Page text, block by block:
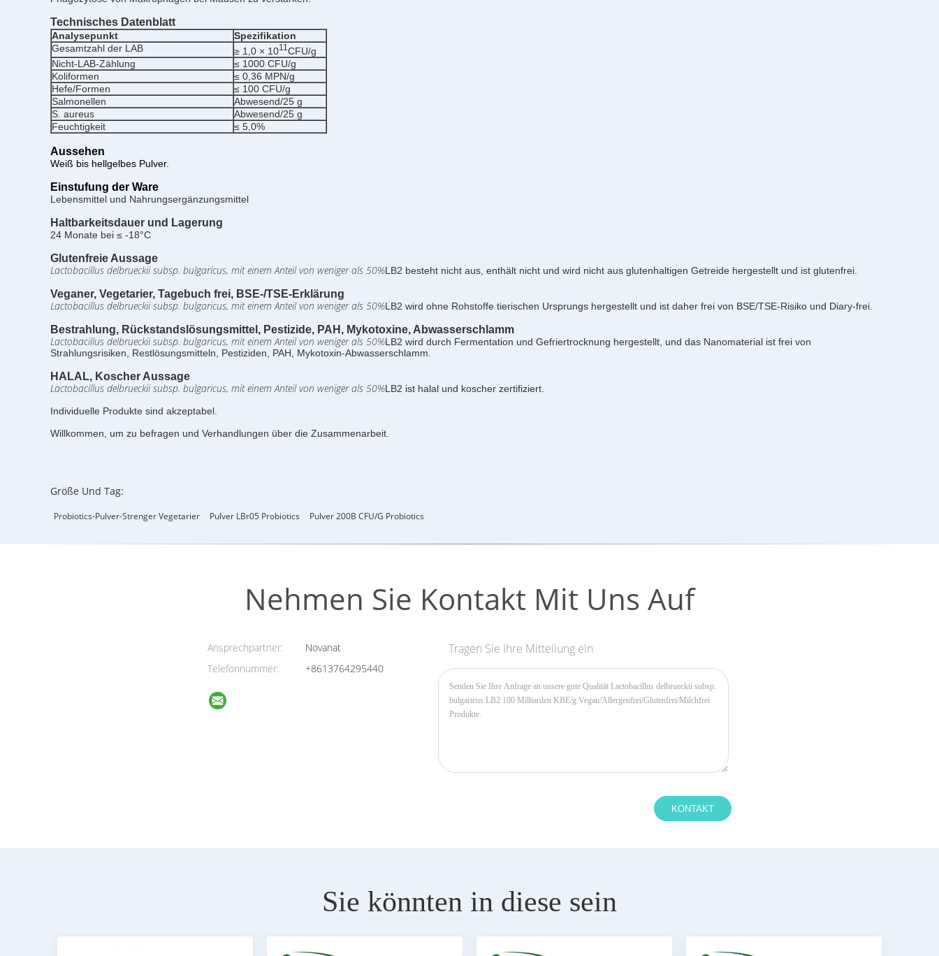
Technisches Datenblatt
Analysepunkt
Spezifikation
Gesamtzahl der LAB
≥ 1,0 × 1011 CFU/g
Nicht-LAB-Zählung
≤ 1000 CFU/g
Koliformen
≤ 0,36 MPN/g
Hefe/Formen
≤ 100 CFU/g
Salmonellen
Abwesend/25 g
S. aureus
Abwesend/25 g
Feuchtigkeit
≤ 5,0%
Aussehen
Weiß bis hellgelbes Pulver.
Einstufung der Ware
Lebensmittel und Nahrungsergänzungsmittel
Haltbarkeitsdauer und Lagerung
24 Monate bei ≤ -18°C
Glutenfreie Aussage
Lactobacillus delbrueckii subsp. bulgaricus, mit einem Anteil von weniger als 50%LB2 besteht nicht aus, enthält nicht und wird nicht aus glutenhaltigen Getreide hergestellt und ist glutenfrei.
Veganer, Vegetarier, Tagebuch frei, BSE-/TSE-Erklärung
Lactobacillus delbrueckii subsp. bulgaricus, mit einem Anteil von weniger als 50%LB2 wird ohne Rohstoffe tierischen Ursprungs hergestellt und ist daher frei von BSE/TSE-Risiko und Diary-frei.
Bestrahlung, Rückstandslösungsmittel, Pestizide, PAH, Mykotoxine, Abwasserschlamm
Lactobacillus delbrueckii subsp. bulgaricus, mit einem Anteil von weniger als 50%LB2 wird durch Fermentation und Gefriertrocknung hergestellt, und das Nanomaterial ist frei von
Strahlungsrisiken, Restlösungsmitteln, Pestiziden, PAH, Mykotoxin-Abwasserschlamm.
HALAL, Koscher Aussage
Lactobacillus delbrueckii subsp. bulgaricus, mit einem Anteil von weniger als 50%LB2 ist halal und koscher zertifiziert.
Individuelle Produkte sind akzeptabel.
Willkommen, um zu befragen und Verhandlungen über die Zusammenarbeit.
Größe Und Tag:
Probiotics-Pulver-Strenger Vegetarier Pulver LBr05 Probiotics Pulver 200B CFU/g Probiotics
Nehmen Sie Kontakt Mit Uns Auf
Ansprechpartner:
Novanat
Telefonnummer:
+8613764295440
Tragen Sie Ihre Mitteilung ein
Sie könnten in diese sein